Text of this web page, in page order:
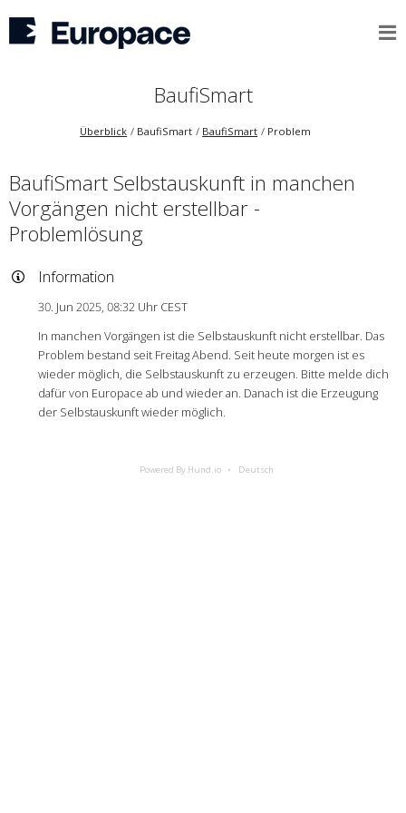
BaufiSmart
Überblick BaufiSmart BaufiSmart Problem
BaufiSmart Selbstauskunft in manchen
Vorgängen nicht erstellbar -
Problemlösung
Information
30. Jun 2025, 08:32 Uhr CEST
In manchen Vorgängen ist die Selbstauskunft nicht erstellbar. Das
Problem bestand seit Freitag Abend. Seit heute morgen ist es
wieder möglich, die Selbstauskunft zu erzeugen. Bitte melde dich
dafür von Europace ab und wieder an. Danach ist die Erzeugung
der Selbstauskunft wieder möglich.
Powered By Hund.io Deutsch